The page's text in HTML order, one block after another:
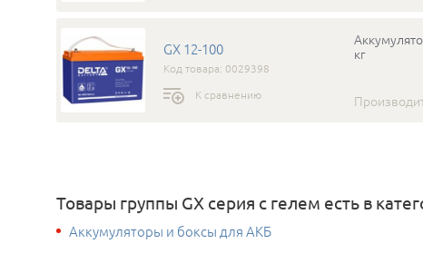
GX 12-100
Код товара: 0029398
К сравнению
кг
Товары группы GХ серия с гелем есть в
Аккумуляторы и боксы для АКБ